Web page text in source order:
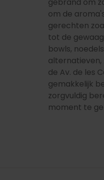
gebrand om
om de
gerechten
tot de
bowls,
alternatieven,
de Av. de les
gemakkelijk
zorgvuldig
moment te